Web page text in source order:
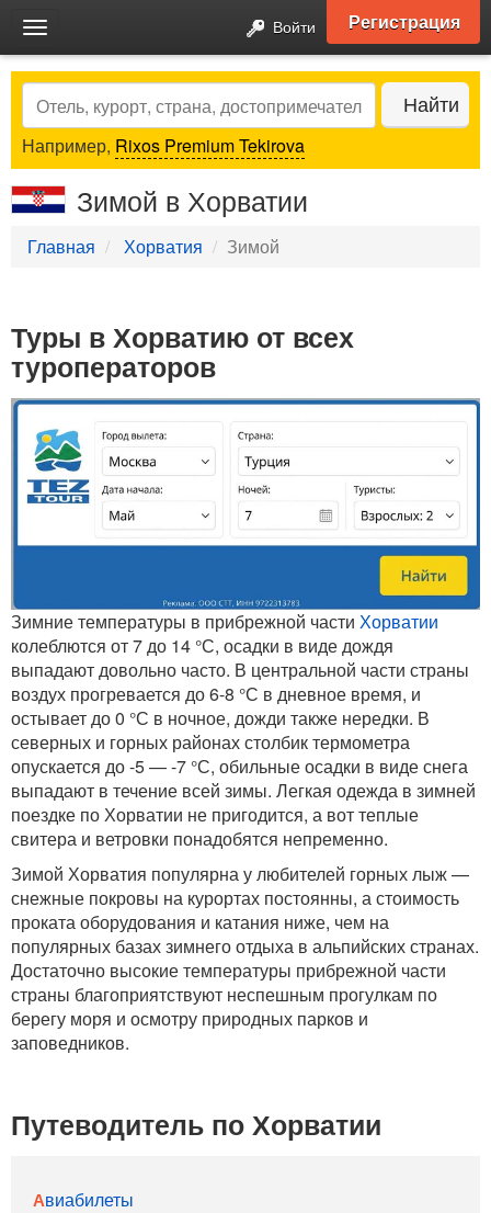
Toggle
navigation
Войти Регистрация
Search Найти
Например, Rixos Premium Tekirova
Зимой в Хорватии
Главная Хорватия Зимой
Туры в Хорватию от всех
туроператоров
Зимние температуры в прибрежной части Хорватии
колеблются от 7 до 14 °С, осадки в виде дождя
выпадают довольно часто. В центральной части страны
воздух прогревается до 6-8 °С в дневное время, и
остывает до 0 °С в ночное, дожди также нередки. В
северных и горных районах столбик термометра
опускается до -5 — -7 °С, обильные осадки в виде снега
выпадают в течение всей зимы. Легкая одежда в зимней
поездке по Хорватии не пригодится, а вот теплые
свитера и ветровки понадобятся непременно.
Зимой Хорватия популярна у любителей горных лыж —
снежные покровы на курортах постоянны, а стоимость
проката оборудования и катания ниже, чем на
популярных базах зимнего отдыха в альпийских странах.
Достаточно высокие температуры прибрежной части
страны благоприятствуют неспешным прогулкам по
берегу моря и осмотру природных парков и
заповедников.
Путеводитель по Хорватии
Авиабилеты